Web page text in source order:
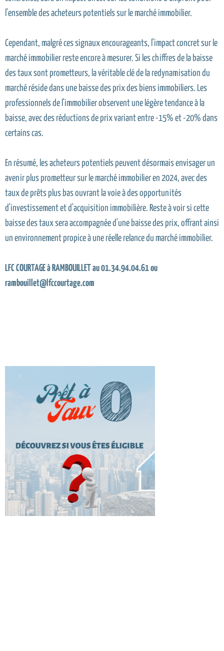
l'ensemble des acheteurs potentiels sur le marché immobilier.
Cependant, malgré ces signaux encourageants, l'impact concret sur le
marché immobilier reste encore à mesurer. Si les chiffres de la baisse
des taux sont prometteurs, la véritable clé de la redynamisation du
marché réside dans une baisse des prix des biens immobiliers. Les
professionnels de l'immobilier observent une légère tendance à la
baisse, avec des réductions de prix variant entre -15% et -20% dans
certains cas.
En résumé, les acheteurs potentiels peuvent désormais envisager un
avenir plus prometteur sur le marché immobilier en 2024, avec des
taux de prêts plus bas ouvrant la voie à des opportunités
d'investissement et d'acquisition immobilière. Reste à voir si cette
baisse des taux sera accompagnée d'une baisse des prix, offrant ainsi
un environnement propice à une réelle relance du marché immobilier.
LFC COURTAGE à RAMBOUILLET au 01.34.94.04.61 ou
rambouillet@lfccourtage.com